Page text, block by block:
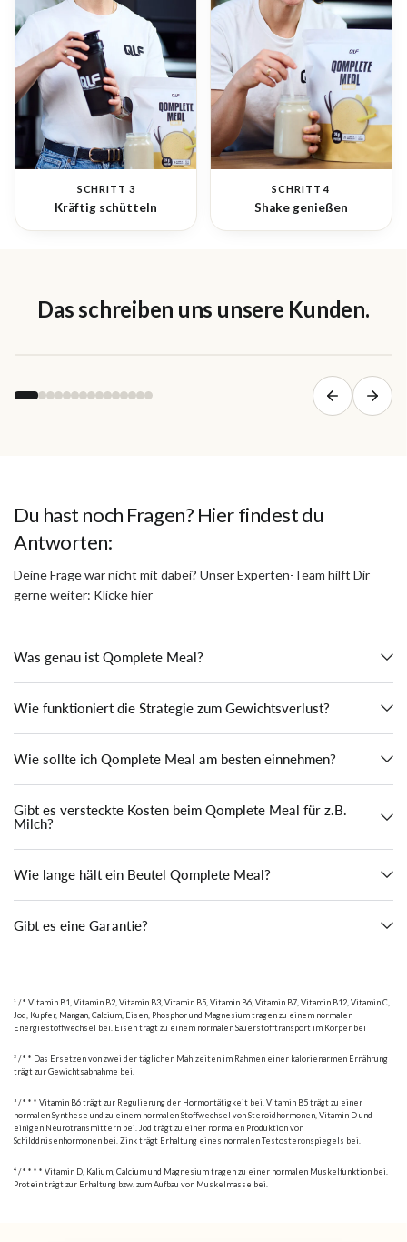
SCHRITT 3
Kräftig schütteln
SCHRITT 4
Shake genießen
Das schreiben uns unsere Kunden.
Du hast noch Fragen? Hier findest du
Antworten:
Deine Frage war nicht mit dabei? Unser Experten-Team hilft Dir
gerne weiter: Klicke hier
Was genau ist Qomplete Meal?
Wie funktioniert die Strategie zum Gewichtsverlust?
Wie sollte ich Qomplete Meal am besten einnehmen?
Gibt es versteckte Kosten beim Qomplete Meal für z.B.
Milch?
Wie lange hält ein Beutel Qomplete Meal?
Gibt es eine Garantie?
¹ / * Vitamin B1, Vitamin B2, Vitamin B3, Vitamin B5, Vitamin B6, Vitamin B7, Vitamin B12, Vitamin C,
Jod, Kupfer, Mangan, Calcium, Eisen, Phosphor und Magnesium tragen zu einem normalen
Energiestoﬀwechsel bei. Eisen trägt zu einem normalen Sauerstoﬀtransport im Körper bei
² / * * Das Ersetzen von zwei der täglichen Mahlzeiten im Rahmen einer kalorienarmen Ernährung
trägt zur Gewichtsabnahme bei.
³ / * * * Vitamin B6 trägt zur Regulierung der Hormontätigkeit bei. Vitamin B5 trägt zu einer
normalen Synthese und zu einem normalen Stoﬀwechsel von Steroidhormonen, Vitamin D und
einigen Neurotransmittern bei. Jod trägt zu einer normalen Produktion von
Schilddrüsenhormonen bei. Zink trägt Erhaltung eines normalen Testosteronspiegels bei.
⁴ / * * * * Vitamin D, Kalium, Calcium und Magnesium tragen zu einer normalen Muskelfunktion bei.
Protein trägt zur Erhaltung bzw. zum Aufbau von Muskelmasse bei.